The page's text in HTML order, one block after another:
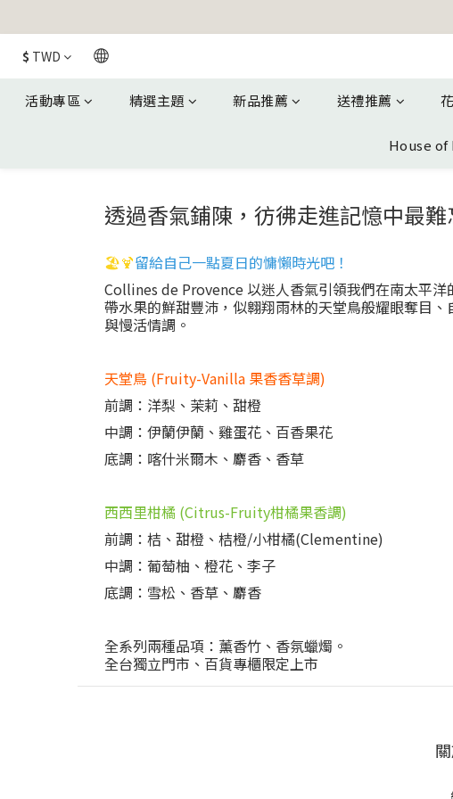
$ TWD
活動專區 精選主題 新品推薦 送禮推薦
House of
透過香氣鋪陳，彷彿走進記憶中最
🏖️🍹留給自己一點夏日的慵懶時光吧！
Collines de Provence 以迷人香氣引領我們在南太平
帶水果的鮮甜豐沛，似翱翔雨林的天堂鳥般耀眼奪目
與慢活情調。
天堂鳥 (Fruity-Vanilla 果香香草調)
前調：洋梨、茉莉、甜橙
中調：伊蘭伊蘭、雞蛋花、百香果花
底調：喀什米爾木、麝香、香草
西西里柑橘 (Citrus-Fruity柑橘果香調)
前調：桔、甜橙、桔橙/小柑橘(Clementine)
中調：葡萄柚、橙花、李子
底調：雪松、香草、麝香
全系列兩種品項：薰香竹、香氛蠟燭。
全台獨立門市、百貨專櫃限定上市